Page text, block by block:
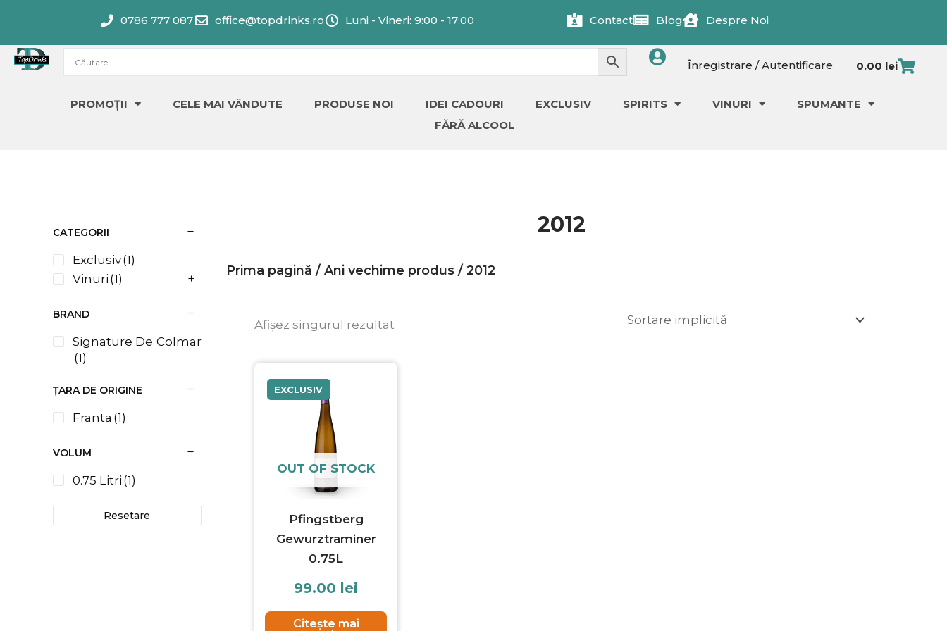
content
0786 777 087 office@topdrinks.ro Luni - Vineri: 9:00 - 17:00 Contact Blog Despre Noi
Înregistrare / Autentificare 0.00 leiCart
PROMOȚII CELE MAI VÂNDUTE PRODUSE NOI IDEI CADOURI EXCLUSIV SPIRITS VINURI
SPUMANTE
FĂRĂ ALCOOL
CATEGORII
Exclusiv(1)
Vinuri (1)
BRAND
Signature De Colmar
(1)
ȚARA DE ORIGINE
Franta (1)
VOLUM
0.75 Litri (1)
Resetare
2012
Prima pagină / Ani vechime produs / 2012
Afișez singurul rezultat
EXCLUSIV
OUT OF STOCK
Pfingstberg
Gewurztraminer
0.75L
99.00 lei
Citește mai